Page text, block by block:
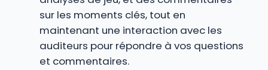
sur les moments clés, tout en
maintenant une interaction avec les
auditeurs pour répondre à vos questions
et commentaires.